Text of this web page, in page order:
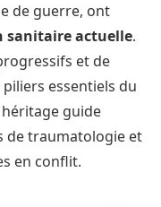
de guerre, ont
sanitaire actuelle.
et de
essentiels du
héritage guide
de traumatologie et
en conflit.